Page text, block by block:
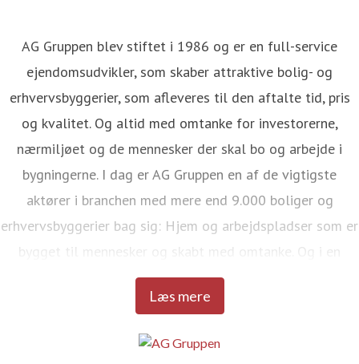
Læs mere
AG Gruppen blev stiftet i 1986 og er en full-service
ejendomsudvikler, som skaber attraktive bolig- og
erhvervsbyggerier, som afleveres til den aftalte tid, pris
og kvalitet. Og altid med omtanke for investorerne,
nærmiljøet og de mennesker der skal bo og arbejde i
bygningerne. I dag er AG Gruppen en af de vigtigste
aktører i branchen med mere end 9.000 boliger og
erhvervsbyggerier bag sig: Hjem og arbejdspladser som er
bygget til mennesker og skabt med omtanke. Og i en
kvalitet, der kan tåle livet.